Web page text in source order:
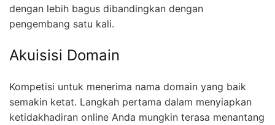
dengan lebih bagus dibandingkan dengan
pengembang satu kali.
Akuisisi Domain
Kompetisi untuk menerima nama domain yang baik
semakin ketat. Langkah pertama dalam menyiapkan
ketidakhadiran online Anda mungkin terasa menantang